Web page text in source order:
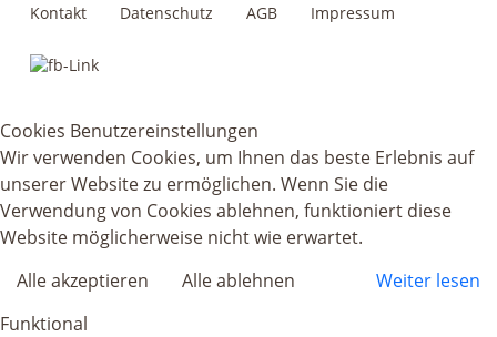
Kontakt Datenschutz AGB Impressum
Cookies Benutzereinstellungen
Wir verwenden Cookies, um Ihnen das beste Erlebnis auf
unserer Website zu ermöglichen. Wenn Sie die
Verwendung von Cookies ablehnen, funktioniert diese
Website möglicherweise nicht wie erwartet.
Alle akzeptieren
Alle ablehnen
Weiter lesen
Funktional